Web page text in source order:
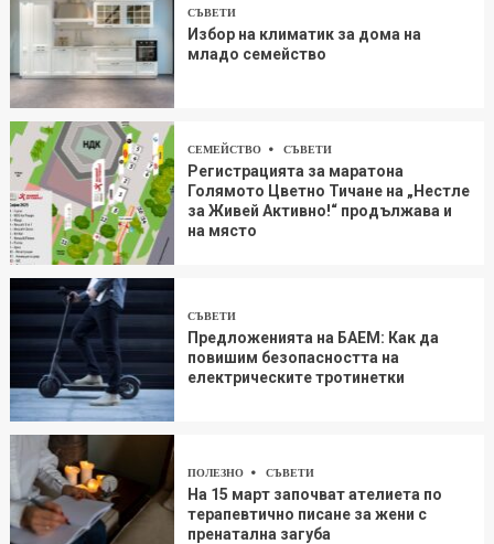
СЪВЕТИ
Избор на климатик за дома на
младо семейство
СЕМЕЙСТВО СЪВЕТИ
Регистрацията за маратона
Голямото Цветно Тичане на „Нестле
за Живей Aктивно!“ продължава и
на място
СЪВЕТИ
Предложенията на БАЕМ: Как да
повишим безопасността на
електрическите тротинетки
ПОЛЕЗНО СЪВЕТИ
На 15 март започват ателиета по
терапевтично писане за жени с
пренатална загуба